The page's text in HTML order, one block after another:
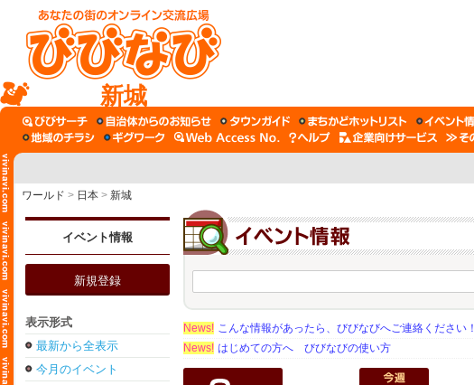
新城
ワールド > 日本 > 新城
イベント情報
新規登録
表示形式
最新から全表示
今月のイベント
News! こんな情報があったら、びびなびへご連絡ください！
News! はじめての方へ びびなびの使い方